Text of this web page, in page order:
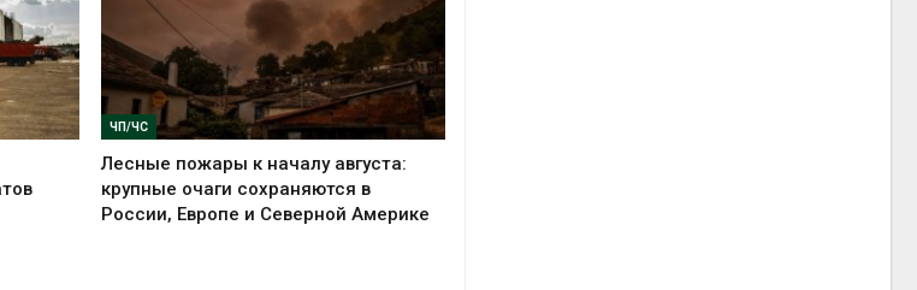
ЧП/ЧС
Лесные пожары к началу августа:
крупные очаги сохраняются в
России, Европе и Северной Америке